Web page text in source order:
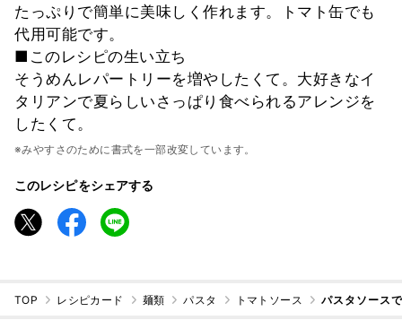
たっぷりで簡単に美味しく作れます。トマト缶でも
代用可能です。
■このレシピの生い立ち
そうめんレパートリーを増やしたくて。大好きなイ
タリアンで夏らしいさっぱり食べられるアレンジを
したくて。
※みやすさのために書式を一部改変しています。
このレシピをシェアする
TOP レシピカード 麺類 パスタ トマトソース パスタソース